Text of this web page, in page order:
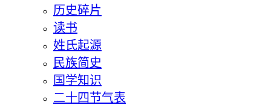
历史碎片
读书
姓氏起源
民族简史
国学知识
二十四节气表